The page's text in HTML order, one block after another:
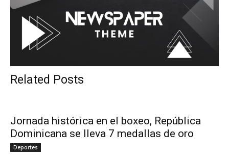
Related Posts
Jornada histórica en el boxeo, República
Dominicana se lleva 7 medallas de oro
Deportes